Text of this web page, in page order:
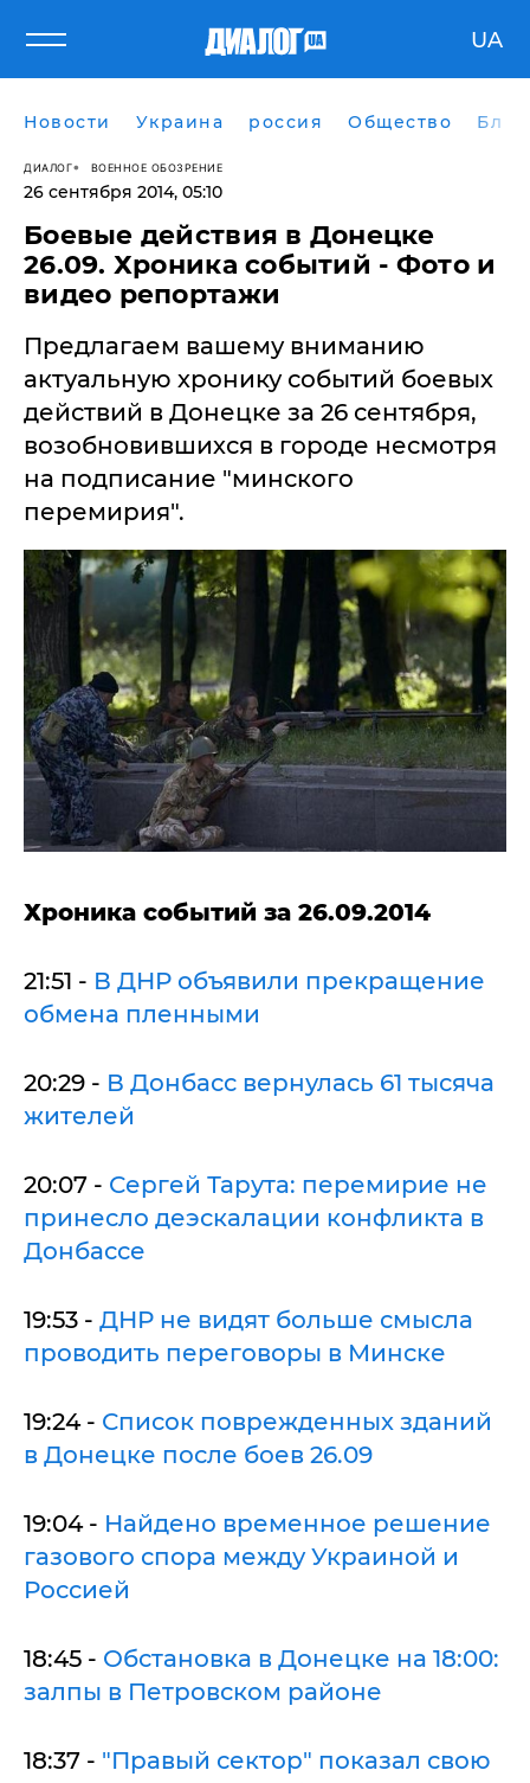
UA
Новости Украина россия Общество
ДИАЛОГ ВОЕННОЕ ОБОЗРЕНИЕ
26 сентября 2014, 05:10
Боевые действия в Донецке
26.09. Хроника событий - Фото и
видео репортажи
Предлагаем вашему вниманию
актуальную хронику событий боевых
действий в Донецке за 26 сентября,
возобновившихся в городе несмотря
на подписание "минского
перемирия".
Хроника событий за 26.09.2014
21:51 - В ДНР объявили прекращение
обмена пленными
20:29 - В Донбасс вернулась 61 тысяча
жителей
20:07 - Сергей Тарута: перемирие не
принесло деэскалации конфликта в
Донбассе
19:53 - ДНР не видят больше смысла
проводить переговоры в Минске
19:24 - Список поврежденных зданий
в Донецке после боев 26.09
19:04 - Найдено временное решение
газового спора между Украиной и
Россией
18:45 - Обстановка в Донецке на 18:00:
залпы в Петровском районе
18:37 - "Правый сектор" показал свою